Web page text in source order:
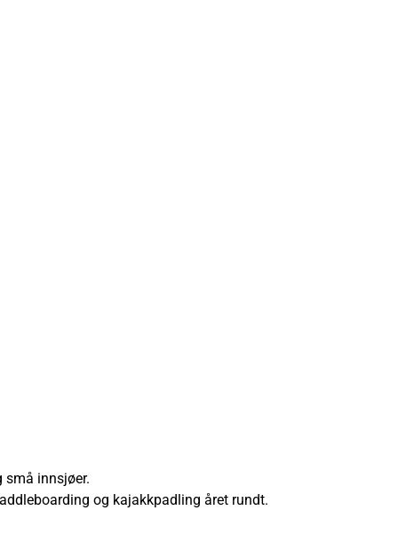
små innsjøer.
og kajakkpadling året rundt.